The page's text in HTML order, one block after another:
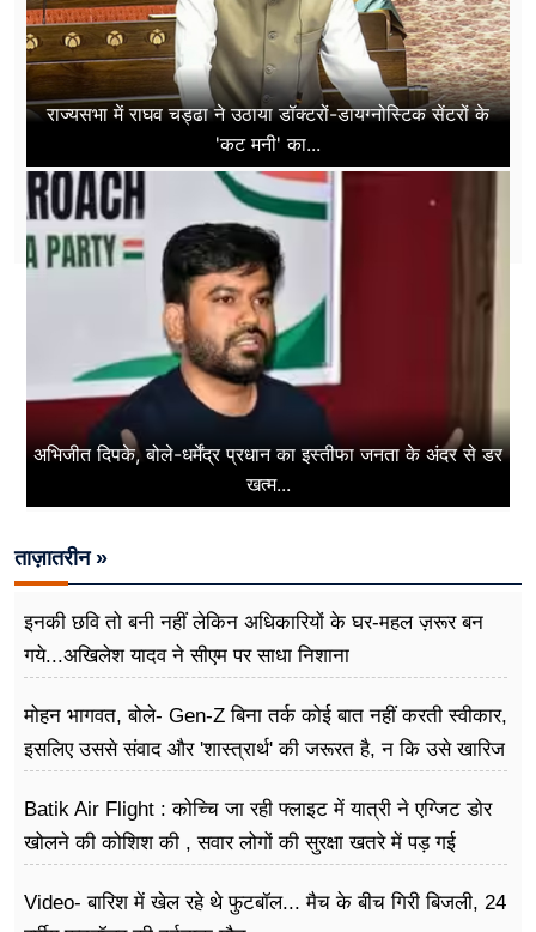
राज्यसभा में राघव चड्ढा ने उठाया डॉक्टरों-डायग्नोस्टिक सेंटरों के
'कट मनी' का...
अभिजीत दिपके, बोले-धर्मेंद्र प्रधान का इस्तीफा जनता के अंदर से डर
खत्म...
ताज़ातरीन »
इनकी छवि तो बनी नहीं लेकिन अधिकारियों के घर-महल ज़रूर बन
गये...अखिलेश यादव ने सीएम पर साधा​ निशाना
मोहन भागवत, बोले- Gen-Z बिना तर्क कोई बात नहीं करती स्वीकार,
इसलिए उससे संवाद और 'शास्त्रार्थ' की जरूरत है, न कि उसे खारिज
Batik Air Flight : कोच्चि जा रही फ्लाइट में यात्री ने एग्जिट डोर
खोलने की कोशिश की , सवार लोगों की सुरक्षा खतरे में पड़ गई
Video- बारिश में खेल रहे थे फुटबॉल... मैच के बीच गिरी बिजली, 24